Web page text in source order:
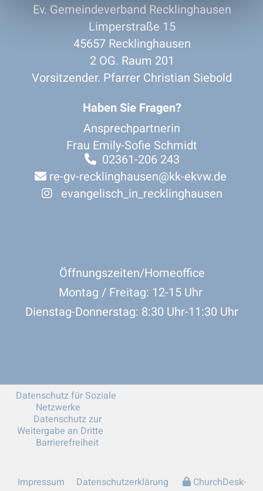
Ev. Gemeindeverband Recklinghausen
Limperstraße 15
45657 Recklinghausen
2 OG. Raum 201
Vorsitzender. Pfarrer Christian Siebold
Haben Sie Fragen?
Ansprechpartnerin
Frau Emily-Sofie Schmidt
02361-206 243
re-gv-recklinghausen@kk-ekvw.de
 evangelisch_in_recklinghausen
Öffnungszeiten/Homeoffice
Montag / Freitag: 12-15 Uhr
Dienstag-Donnerstag: 8:30 Uhr-11:30 Uhr
Datenschutz für Soziale
Netzwerke
Datenschutz zur
Weitergabe an Dritte
Barrierefreiheit
Impressum Datenschutzerklärung ChurchDesk-